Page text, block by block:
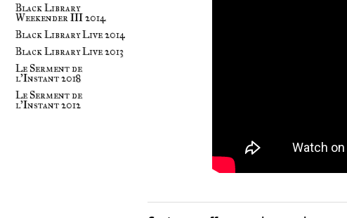
Black Library
Weekender III 2014
Black Library Live 2014
Black Library Live 2013
Le Serment de
l'Instant 2018
Le Serment de
l'Instant 2012